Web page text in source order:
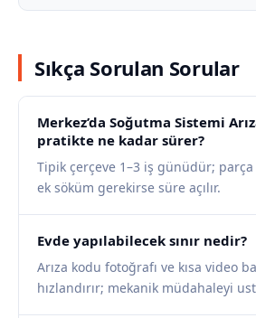
Sıkça Sorulan Sorular
Merkez’da Soğutma Sistemi
pratikte ne kadar sürer?
Tipik çerçeve 1–3 iş günüdür;
ek söküm gerekirse süre açılır.
Evde yapılabilecek sınır nedir?
Arıza kodu fotoğrafı ve kısa video
hızlandırır; mekanik müdahaleyi